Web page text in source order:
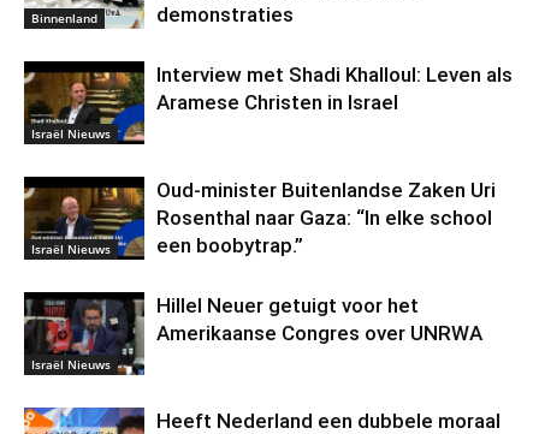
Binnenland
demonstraties
Israël Nieuws
Interview met Shadi Khalloul: Leven als
Aramese Christen in Israel
Israël Nieuws
Oud-minister Buitenlandse Zaken Uri
Rosenthal naar Gaza: “In elke school
een boobytrap.”
Israël Nieuws
Hillel Neuer getuigt voor het
Amerikaanse Congres over UNRWA
Heeft Nederland een dubbele moraal